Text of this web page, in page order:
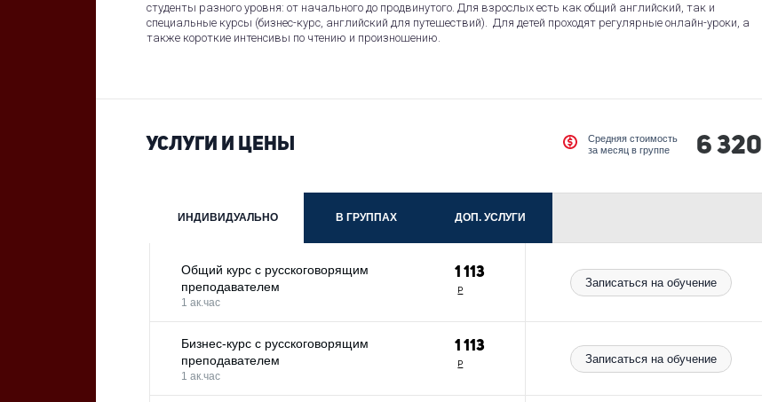
студенты разного уровня: от начального до продвинутого. Для взрослых есть как общий английский, так и
специальные курсы (бизнес-курс, английский для путешествий). Для детей проходят регулярные онлайн-уроки, а
также короткие интенсивы по чтению и произношению.
УСЛУГИ И ЦЕНЫ
Средняя стоимость
за месяц в группе
6 320
ИНДИВИДУАЛЬНО В ГРУППАХ ДОП. УСЛУГИ
Общий курс с русскоговорящим
преподавателем
1 ак.час
1 113
Р
Записаться на обучение
Бизнес-курс с русскоговорящим
преподавателем
1 ак.час
1 113
Р Записаться на обучение